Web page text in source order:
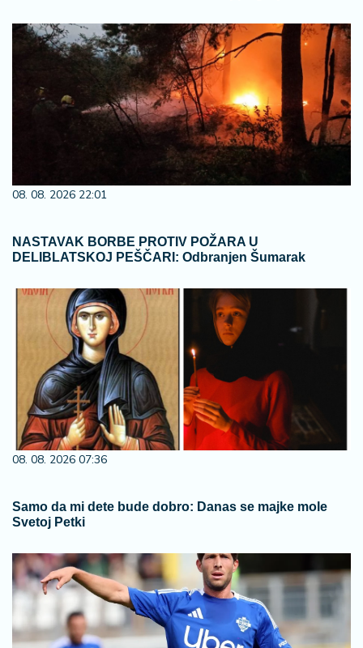
08. 08. 2026 22:01
NASTAVAK BORBE PROTIV POŽARA U
DELIBLATSKOJ PEŠČARI: Odbranjen Šumarak
08. 08. 2026 07:36
Samo da mi dete bude dobro: Danas se majke mole
Svetoj Petki